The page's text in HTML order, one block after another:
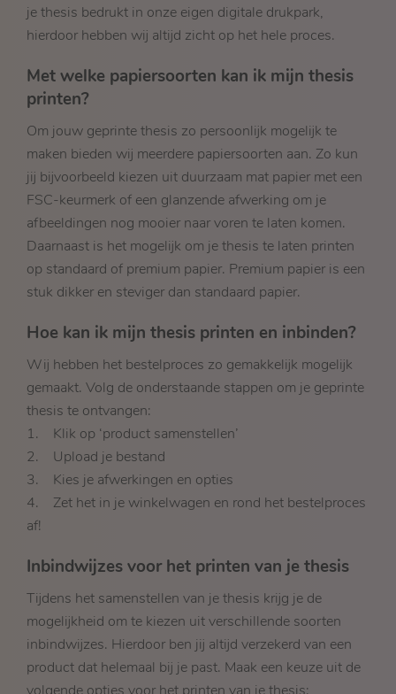
je thesis bedrukt in onze eigen digitale drukpark,
hierdoor hebben wij altijd zicht op het hele proces.
Met welke papiersoorten kan ik mijn thesis
printen?
Om jouw geprinte thesis zo persoonlijk mogelijk te
maken bieden wij meerdere papiersoorten aan. Zo kun
jij bijvoorbeeld kiezen uit duurzaam mat papier met een
FSC-keurmerk of een glanzende afwerking om je
afbeeldingen nog mooier naar voren te laten komen.
Daarnaast is het mogelijk om je thesis te laten printen
op standaard of premium papier. Premium papier is een
stuk dikker en steviger dan standaard papier.
Hoe kan ik mijn thesis printen en inbinden?
Wij hebben het bestelproces zo gemakkelijk mogelijk
gemaakt. Volg de onderstaande stappen om je geprinte
thesis te ontvangen:
1. Klik op ‘product samenstellen’
2. Upload je bestand
3. Kies je afwerkingen en opties
4. Zet het in je winkelwagen en rond het bestelproces
af!
Inbindwijzes voor het printen van je thesis
Tijdens het samenstellen van je thesis krijg je de
mogelijkheid om te kiezen uit verschillende soorten
inbindwijzes. Hierdoor ben jij altijd verzekerd van een
product dat helemaal bij je past. Maak een keuze uit de